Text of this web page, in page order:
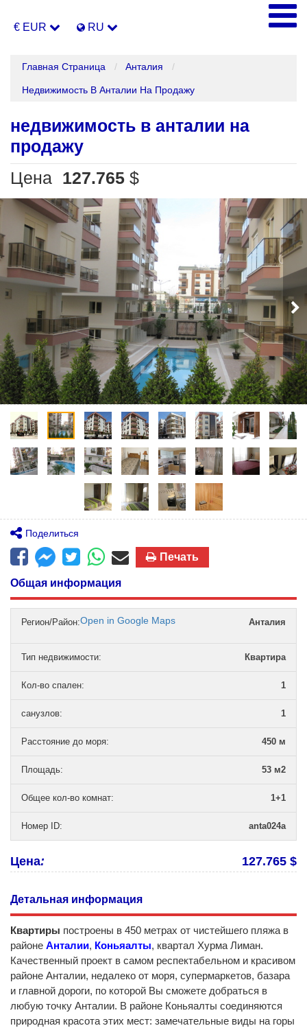
€ EUR RU
Главная Страница Анталия
Недвижимость В Анталии На Продажу
недвижимость в анталии на
продажу
Цена 127.765 $
Поделиться
Печать
Общая информация
Регион/Район: Анталия
Open in Google Maps
Тип недвижимости: Квартира
Кол-во спален: 1
санузлов: 1
Расстояние до моря: 450 м
Площадь: 53 м2
Общее кол-во комнат: 1+1
Номер ID: anta024a
Цена: 127.765 $
Детальная информация
Квартиры построены в 450 метрах от чистейшего пляжа в
районе Анталии, Коньяалты, квартал Хурма Лиман.
Качественный проект в самом респектабельном и красивом
районе Анталии, недалеко от моря, супермаркетов, базара
и главной дороги, по которой Вы сможете добраться в
любую точку Анталии. В районе Коньяалты соединяются
природная красота этих мест: замечательные виды на горы